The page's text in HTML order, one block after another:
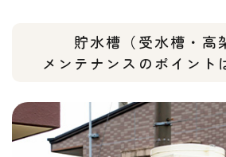
貯水槽（受水槽・高
メンテナンスのポイント